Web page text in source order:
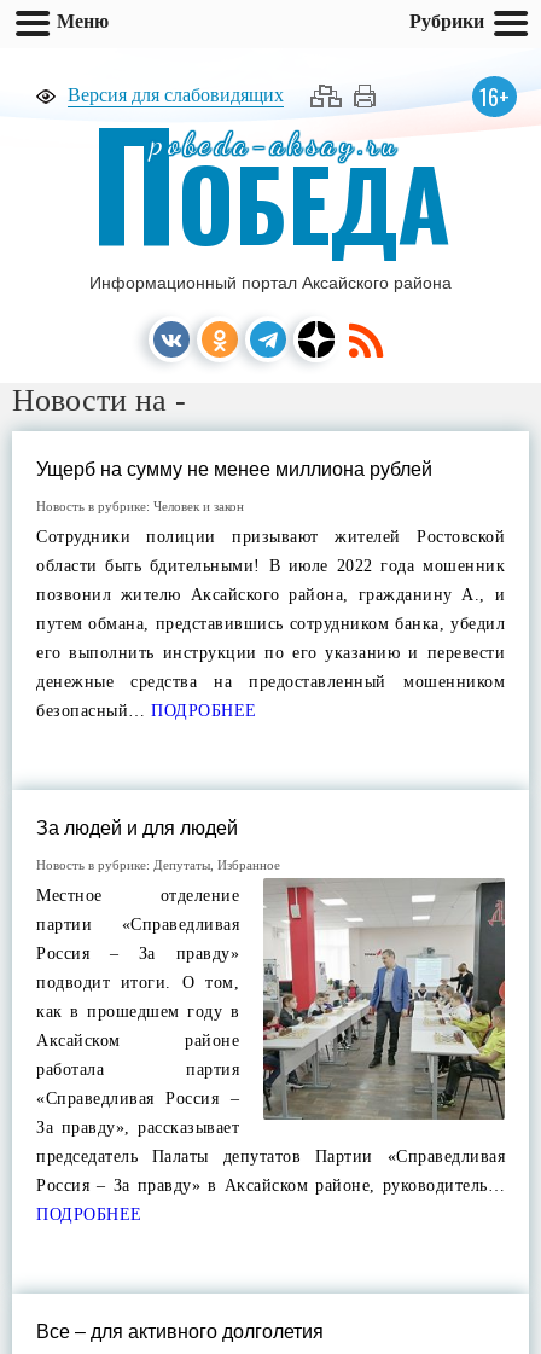
Версия для слабовидящих 16+
pobeda-aksay.ru
ПОБЕДА
Информационный портал Аксайского района
Новости на -
Ущерб на сумму не менее миллиона рублей
Новость в рубрике: Человек и закон
Сотрудники полиции призывают жителей Ростовской
области быть бдительными! В июле 2022 года мошенник
позвонил жителю Аксайского района, гражданину А., и
путем обмана, представившись сотрудником банка, убедил
его выполнить инструкции по его указанию и перевести
денежные средства на предоставленный мошенником
безопасный… ПОДРОБНЕЕ
За людей и для людей
Новость в рубрике: Депутаты Избранное
Местное отделение
партии «Справедливая
Россия – За правду»
подводит итоги. О том,
как в прошедшем году в
Аксайском районе
работала партия
«Справедливая Россия –
За правду», рассказывает
председатель Палаты депутатов Партии «Справедливая
Россия – За правду» в Аксайском районе, руководитель…
ПОДРОБНЕЕ
Все – для активного долголетия
Меню Рубрики